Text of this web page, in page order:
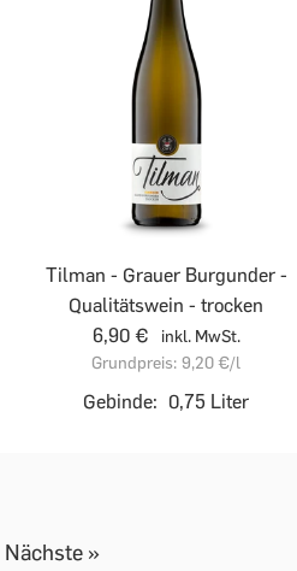
Tilman - Grauer Burgunder -
Qualitätswein - trocken
6,90 €
inkl. MwSt.
Grundpreis: 9,20 €/l
Gebinde: 0,75 Liter
Nächste »